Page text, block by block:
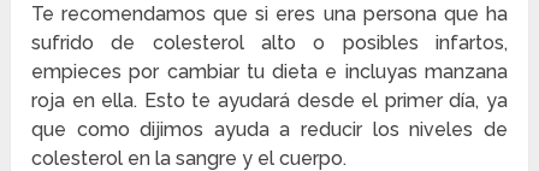
Te recomendamos que si eres una persona que ha
sufrido de colesterol alto o posibles infartos,
empieces por cambiar tu dieta e incluyas manzana
roja en ella. Esto te ayudará desde el primer día, ya
que como dijimos ayuda a reducir los niveles de
colesterol en la sangre y el cuerpo.